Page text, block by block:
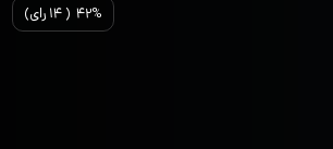
۴۲% ( ۱۴ رای)